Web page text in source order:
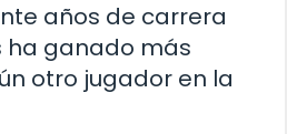
años de carrera
ha ganado más
otro jugador en la